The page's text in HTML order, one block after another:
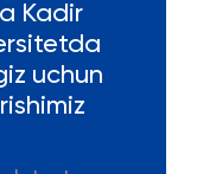
Kadir
uchun